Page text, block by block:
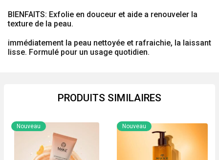
Visage
Anti-
Âge
150
BIENFAITS: Exfolie en douceur et aide a renouveler la
texture de la peau.
immédiatement la peau nettoyée et rafraichie, la laissant
lisse. Formulé pour un usage quotidien.
PRODUITS SIMILAIRES
Nouveau Nouveau